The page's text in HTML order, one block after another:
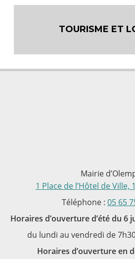
TOURISME ET
Mairie
1 Place de l’Hôtel de Ville,
Téléphone : 05 65
Horaires d’ouverture d’été du 6
du lundi au vendredi de
Horaires d’ouverture en